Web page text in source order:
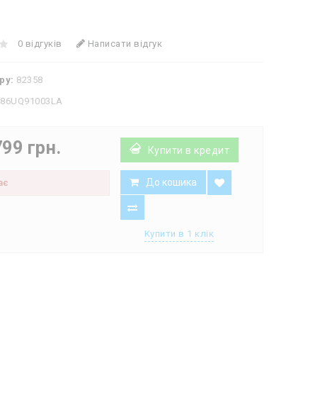
0 відгуків Написати відгук
82358
86UQ91003LA
грн. Купити в кредит
До кошика
Купити в 1 клік